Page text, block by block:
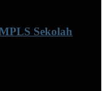
Sekolah